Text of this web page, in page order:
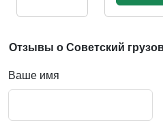
Отзывы о Советский
Ваше имя